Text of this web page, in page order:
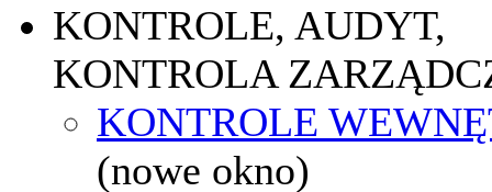
KONTROLE, AUDYT,
KONTROLA
KONTROLE
(nowe okno)